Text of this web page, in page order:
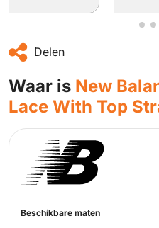
Delen
Waar is New
Lace With Top
Beschikbare maten